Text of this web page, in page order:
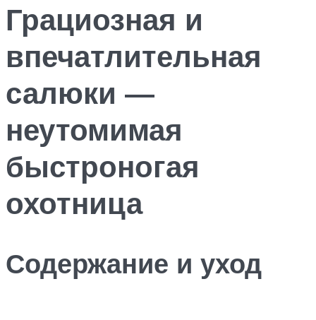
Грациозная и
впечатлительная
салюки —
неутомимая
быстроногая
охотница
Содержание и уход